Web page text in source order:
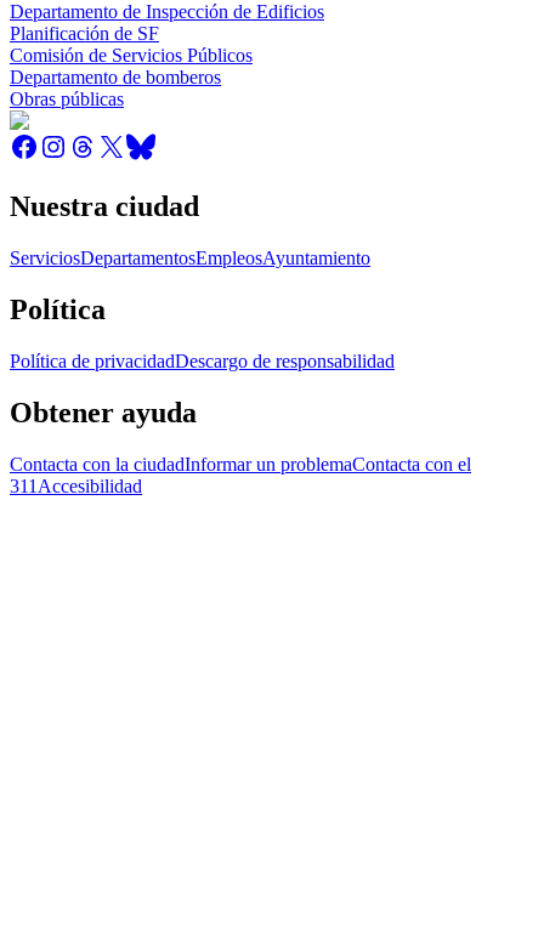
Departamento de Inspección de Edificios
Planificación de SF
Comisión de Servicios Públicos
Departamento de bomberos
Obras públicas
Nuestra ciudad
ServiciosDepartamentosEmpleosAyuntamiento
Política
Política de privacidadDescargo de responsabilidad
Obtener ayuda
Contacta con la ciudadInformar un problemaContacta con el
311 Accesibilidad